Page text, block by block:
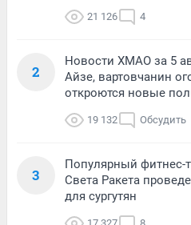
21 126 4
2
Новости ХМАО за 5
Айзе, вартовчанин
откроются новые
19 132 Обсудить
3
Популярный
Света Ракета
для сургутян